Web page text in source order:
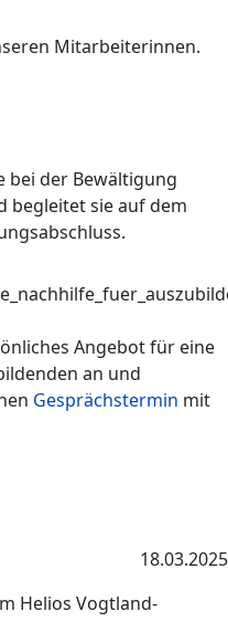
Mitarbeiterinnen.
bei der Bewältigung
begleitet sie auf dem
Angebot für eine
an und
Gesprächstermin mit
18.03.2025
Helios Vogtland-